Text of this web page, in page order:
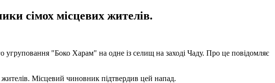
сімох місцевих жителів.
угруповання "Боко Харам" на одне із селищ на заході Чаду. Про це повідомляє
Місцевий чиновник підтвердив цей напад.